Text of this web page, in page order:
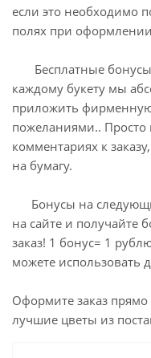
если это необходимо
полях при оформлении
Бесплатные бонусы
каждому букету мы
приложить
пожеланиями.. Просто
комментариях к
на бумагу.
Бонусы на
на сайте и получайте
заказ! 1 бонус= 1
можете использовать
Оформите заказ
лучшие цветы из